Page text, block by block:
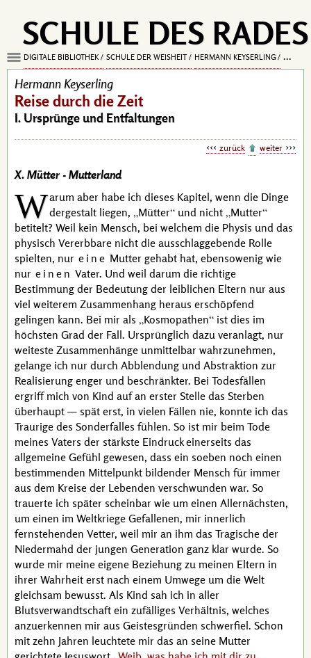
SCHULE DES RADES
DIGITALE BIBLIOTHEK SCHULE DER WEISHEIT HERMANN KEYSERLING REISE
Hermann Keyserling
Reise durch die Zeit
I. Ursprünge und Entfaltungen
zurück weiter
X. Mütter - Mutterland
Warum aber habe ich dieses Kapitel, wenn die Dinge
dergestalt liegen,
Mütter und nicht Mutter
betitelt? Weil kein Mensch, bei welchem die Physis und das
physisch Vererbbare nicht die ausschlaggebende Rolle
spielten, nur eine Mutter gehabt hat, ebensowenig wie
nur einen Vater. Und weil darum die richtige
Bestimmung der Bedeutung der leiblichen Eltern nur aus
viel weiterem Zusammenhang heraus erschöpfend
gelingen kann. Bei mir als
Kosmopathen
ist dies im
höchsten Grad der Fall. Ursprünglich dazu veranlagt, nur
weiteste Zusammenhänge unmittelbar wahrzunehmen,
gelange ich nur durch Abblendung und Abstraktion zur
Realisierung enger und beschränkter. Bei Todesfällen
ergriff mich von Kind auf an erster Stelle das Sterben
überhaupt — spät erst, in vielen Fällen nie, konnte ich das
Traurige des Sonderfalles fühlen. So ist mir beim Tode
meines Vaters der stärkste Eindruck einerseits das
allgemeine Gefühl gewesen, dass ein soeben noch einen
bestimmenden Mittelpunkt bildender Mensch für immer
aus dem Kreise der Lebenden verschwunden war. So
trauerte ich später scheinbar wie um einen Allernächsten,
um einen im Weltkriege Gefallenen, mir innerlich
fernstehenden Vetter, weil mir an ihm das Tragische der
Niedermahd der jungen Generation ganz klar wurde. So
wurde mir meine eigene Beziehung zu meinen Eltern in
ihrer Wahrheit erst nach einem Umwege um die Welt
gleichsam bewusst. Als Kind sah ich in aller
Blutsverwandtschaft ein zufälliges Verhältnis, welches
anzuerkennen mir aus Geistesgründen schwerfiel. Schon
mit zehn Jahren leuchtete mir das an seine Mutter